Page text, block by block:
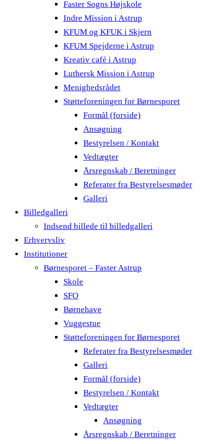
Faster Sogns Højskole
Indre Mission i Astrup
KFUM og KFUK i Skjern
KFUM Spejderne i Astrup
Kreativ café i Astrup
Luthersk Mission i Astrup
Menighedsrådet
Støtteforeningen for Børnesporet
Formål (forside)
Ansøgning
Bestyrelsen / Kontakt
Vedtægter
Årsregnskab / Beretninger
Referater fra Bestyrelsesmøder
Galleri
Billedgalleri
Indsend billede til billedgalleri
Erhvervsliv
Institutioner
Børnesporet – Faster Astrup
Skole
SFO
Børnehave
Vuggestue
Støtteforeningen for Børnesporet
Referater fra Bestyrelsesmøder
Galleri
Formål (forside)
Bestyrelsen / Kontakt
Vedtægter
Ansøgning
Årsregnskab / Beretninger